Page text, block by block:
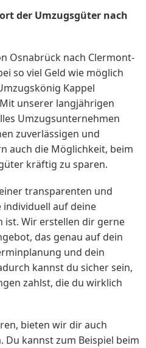
der Umzugsgüter nach
Osnabrück nach Clermont-
so viel Geld wie möglich
Kappel
unserer langjährigen
Umzugsunternehmen
zuverlässigen und
auch die Möglichkeit, beim
kräftig zu sparen.
transparenten und
auf deine
ist. Wir erstellen dir gerne
das genau auf dein
und dein
kannst du sicher sein,
zahlst, die du wirklich
bieten wir dir auch
Du kannst zum Beispiel beim